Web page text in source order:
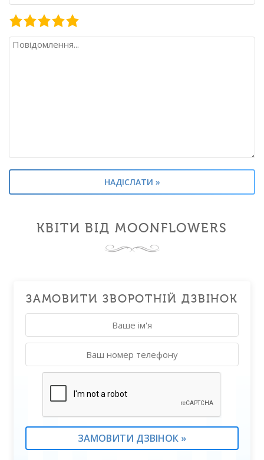
КВІТИ ВІД MOONFLOWERS
ЗАМОВИТИ ЗВОРОТНІЙ ДЗВІНОК